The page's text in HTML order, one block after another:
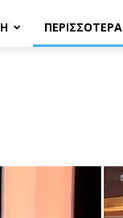
ΠΕΡΙΣΣΟΤΕΡΑ